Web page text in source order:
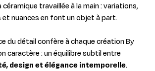
travaillée à la main : variations,
nuances en font un objet à part.
du détail confère à chaque création By
caractère : un équilibre subtil entre
design et élégance intemporelle.